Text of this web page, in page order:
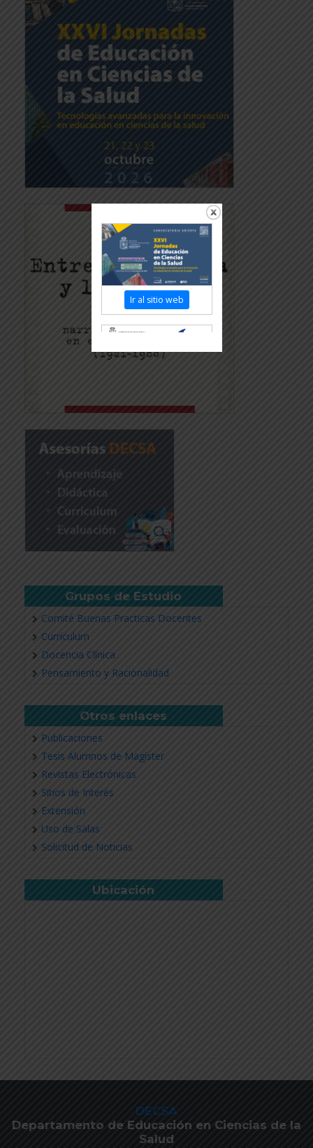
Grupos de Estudio
Comité Buenas Practicas Docentes
Currículum
Docencia Clínica
Pensamiento y Racionalidad
Otros enlaces
Publicaciones
Tesis Alumnos de Magíster
Revistas Electrónicas
Sitios de Interés
Extensión
Uso de Salas
Solicitud de Noticias
Ubicación
DECSA
Departamento de Educación en Ciencias de la
Salud
Ir al sitio web